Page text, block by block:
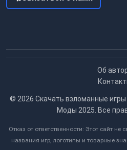
Об
© 2026 Скачать взломанные игры
Моды 2025. Все
Отказ от ответственности: Этот сайт не
названия игр, логотипы и товарные